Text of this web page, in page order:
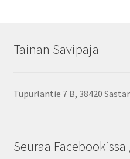
Tainan Savipaja
Tupurlantie 7 B, 38420
Seuraa